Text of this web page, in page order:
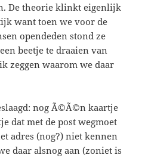
De theorie klinkt eigenlijk
want toen we voor de
opendeden stond ze
beetje te draaien van
zeggen waarom we daar
nog Ã©Ã©n kaartje
dat met de post wegmoet
adres (nog?) niet kennen
daar alsnog aan (zoniet is